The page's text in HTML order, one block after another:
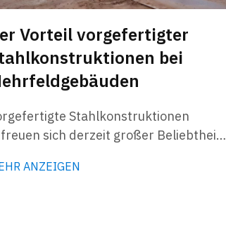
Vorteil vorgefertigter
bei
Stahlkonstruktionen
sich derzeit großer Beliebtheit,
wie Lagerhallen oder großen
ANZEIGEN